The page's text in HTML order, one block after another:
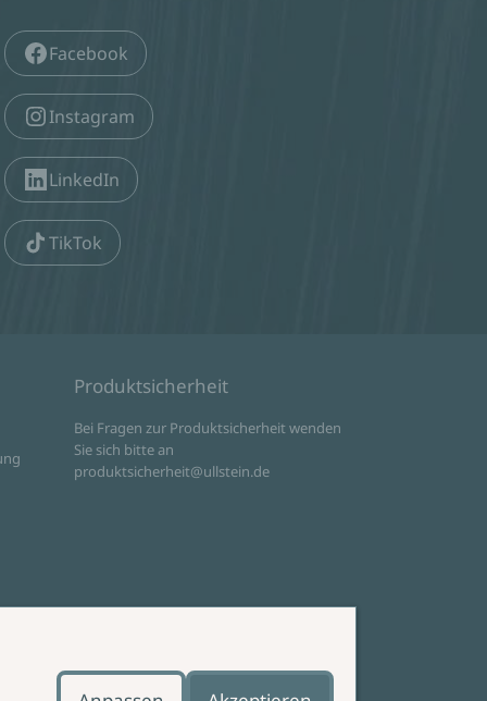
Facebook
Instagram
LinkedIn
TikTok
Produktsicherheit
Bei Fragen zur Produktsicherheit wenden
Sie sich bitte an
produktsicherheit@ullstein.de